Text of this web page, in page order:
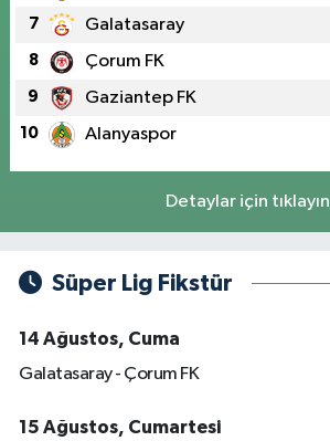
7 Galatasaray
8 Çorum FK
9 Gaziantep FK
10 Alanyaspor
Detaylar için tıklayın
Süper Lig Fikstür
14 Ağustos, Cuma
Galatasaray - Çorum FK
15 Ağustos, Cumartesi